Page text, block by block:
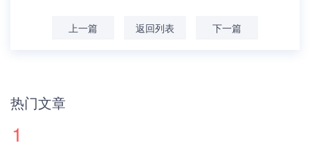
上一篇 返回列表 下一篇
热门文章
1